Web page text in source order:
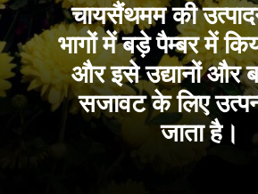
चायसैंथमम की
भागों में बड़े पैम्बर में
औरइसे उद्यानों और
सजावट के लिए
जाता है।